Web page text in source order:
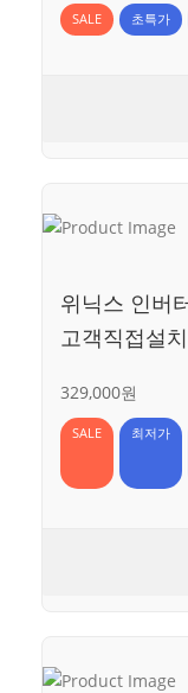
SALE 초특가
위닉스 인버
고객직접설치
329,000원
SALE 최저가